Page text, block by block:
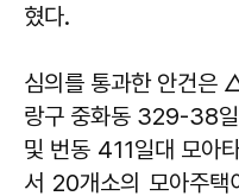
혔다.
심의를 통과한 안건
랑구 중화동 329-38
및 번동 411일대 모아
서 20개소의 모아주